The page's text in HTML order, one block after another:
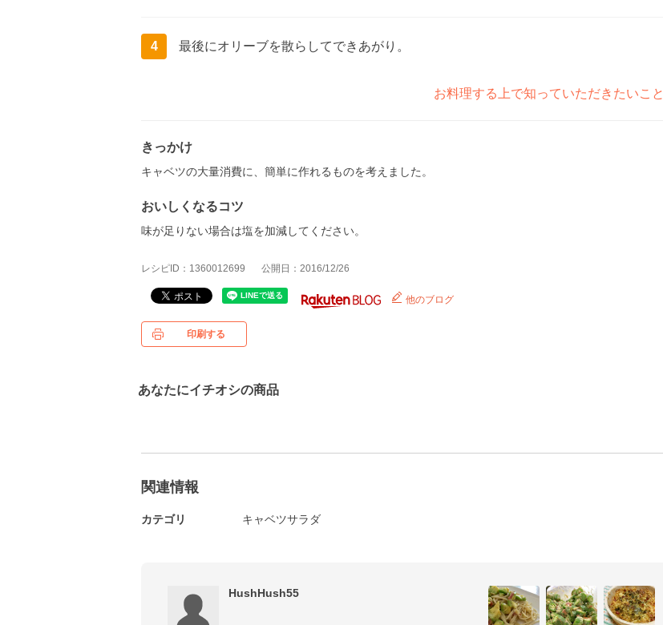
4 最後にオリーブを散らしてできあがり。
お料理する上で知っていただきたいこと
きっかけ
キャベツの大量消費に、簡単に作れるものを考えました。
おいしくなるコツ
味が足りない場合は塩を加減してください。
レシピID：1360012699 公開日：2016/12/26
他のブログ
印刷する
あなたにイチオシの商品
関連情報
カテゴリ キャベツサラダ
HushHush55